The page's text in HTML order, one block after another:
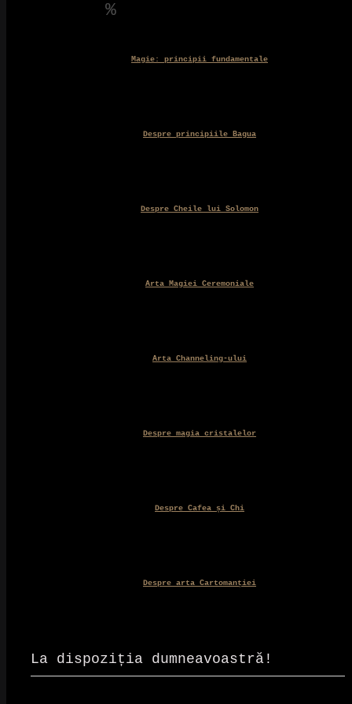
Magie: principii fundamentale
Despre principiile Bagua
Despre Cheile lui Solomon
Arta Magiei Ceremoniale
Arta Channeling-ului
Despre magia cristalelor
Despre Cafea și Chi
Despre arta Cartomanției
La dispoziția dumneavoastră!